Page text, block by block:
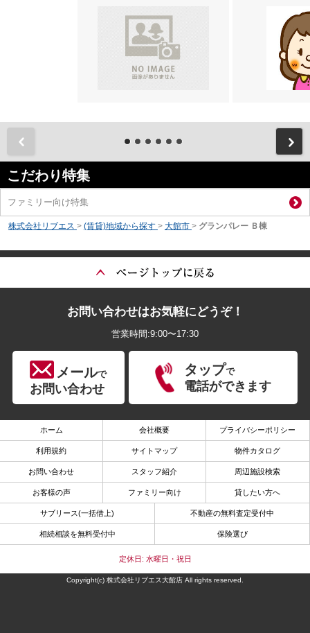
こだわり特集
ファミリー向け特集
株式会社リブエス > (賃貸)地域から探す > 大館市 > グランパレー Ｂ棟
お問い合わせはお気軽にどうぞ！
営業時間:9:00〜17:30
メールで
お問い合わせ
タップで
電話ができます
ホーム 会社概要 プライバシーポリシー
利用規約 サイトマップ 物件カタログ
お問い合わせ スタッフ紹介 周辺施設検索
お客様の声 ファミリー向け 貸したい方へ
サブリース(一括借上) 不動産の無料査定受付中
相続相談を無料受付中 保険選び
定休日: 水曜日・祝日
Copyright(c) 株式会社リブエス大館店 All rights reserved.